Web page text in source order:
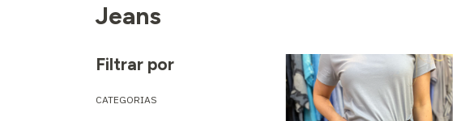
Jeans
Filtrar por
CATEGORIAS